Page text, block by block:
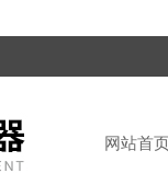
网站首